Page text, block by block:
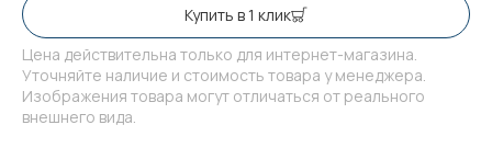
Купить в 1 клик
Цена действительна только для интернет-магазина.
Уточняйте наличие и стоимость товара у менеджера.
Изображения товара могут отличаться от реального
внешнего вида.